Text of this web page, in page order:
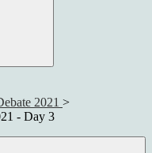
2021 >
- Day 3